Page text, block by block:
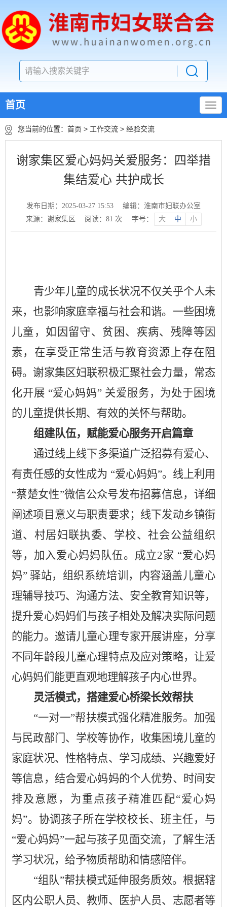
首页
您当前的位置： 首页 > 工作交流 > 经验交流
谢家集区爱心妈妈关爱服务：四举措
集结爱心 共护成长
发布日期：2025-03-27 15:53
编辑：淮南市妇联办公室
来源：谢家集区
阅读： 81 次 字号： 大 中 小
青少年儿童的成长状况不仅关乎个人未
来，也影响家庭幸福与社会和谐。 一些困境
儿童，如因 留守、 贫困、疾病、残障等因
素，在享受正常生活与教育资源上存在阻
碍。 谢家集区妇联积极汇聚社会力量， 常态
化开展 “爱心妈妈” 关爱服务，为处于困境
的儿童提供长期、有效的关怀与帮助。
组建队伍， 赋能爱心服务开启篇章
通过线上线下多渠道广泛招募有爱心、
有责任感的女性成为 “爱心妈妈”。线上利用
“蔡楚女性”微信公众号发布招募信息，详细
阐述项目意义与职责要求；线下发动乡镇街
道、村居妇联执委、学校、 社会公益组织
等， 加入爱心妈妈队伍。 成立2家 “爱心妈
妈” 驿站，组织系统培训，内容涵盖儿童心
理辅导技巧、沟通方法、安全教育知识等，
提升爱心妈妈们与孩子相处及解决实际问题
的能力。邀请儿童心理专家开展讲座，分享
不同年龄段儿童心理特点及应对策略，让爱
心妈妈们能更直观地理解孩子内心世界。
灵活模式， 搭建爱心桥梁长效帮扶
“一对一”帮扶模式强化精准服务。加强
与民政部门、学校等协作， 收集困境儿童的
家庭状况、性格特点、学习成绩、兴趣爱好
等信息，结合爱心妈妈的个人优势、时间安
排及意愿，为重点孩子精准匹配“爱心妈
妈”。 协调孩子所在学校校长、班主任，与
“爱心妈妈”一起与孩子见面交流，了解生活
学习状况，给予物质帮助和情感陪伴。
“组队”帮扶模式延伸服务质效。根据辖
区内公职人员、教师、医护人员、志愿者等